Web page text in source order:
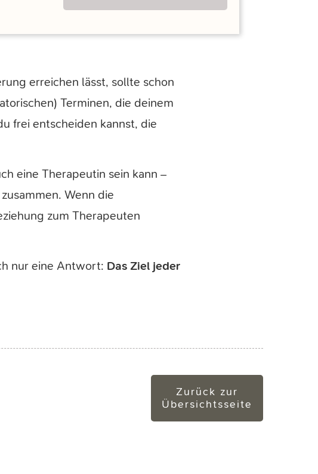
erreichen lässt, sollte schon
Terminen, die deinem
frei entscheiden kannst, die
eine Therapeutin sein kann –
Wenn die
zum Therapeuten
nur eine Antwort: Das Ziel jeder
Zurück zur
Übersichtsseite